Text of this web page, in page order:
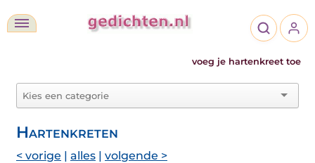
voeg je hartenkreet toe
Hartenkreten
< vorige | alles | volgende >